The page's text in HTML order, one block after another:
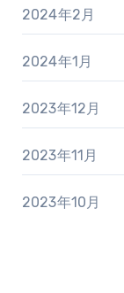
2024年2月
2024年1月
2023年12月
2023年11月
2023年10月